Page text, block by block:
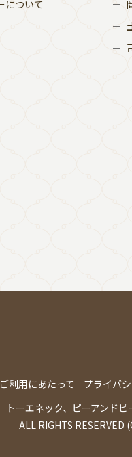
について
ご利用にあたって プライバ
トーエネック、 ピーアンドピ
ALL RIGHTS RESERVED